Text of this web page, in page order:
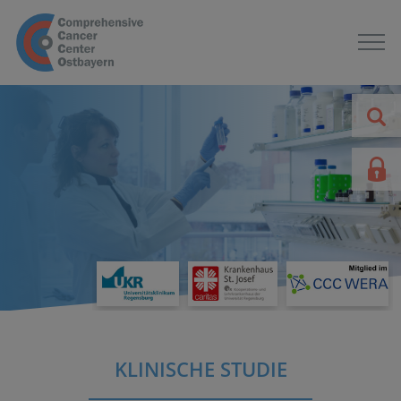
KLINISCHE STUDIE